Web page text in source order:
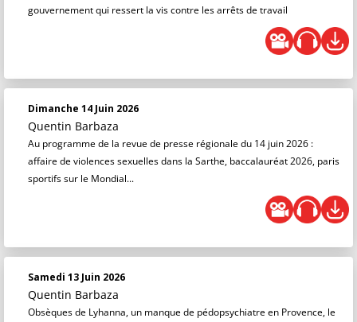
gouvernement qui ressert la vis contre les arrêts de travail
Dimanche 14 Juin 2026
Quentin Barbaza
Au programme de la revue de presse régionale du 14 juin 2026 :
affaire de violences sexuelles dans la Sarthe, baccalauréat 2026, paris
sportifs sur le Mondial...
Samedi 13 Juin 2026
Quentin Barbaza
Obsèques de Lyhanna, un manque de pédopsychiatre en Provence, le